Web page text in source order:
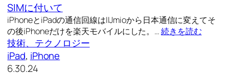
SIMに付いて
iPhoneとiPadの通信回線はIIJmioから日本通信に変えてそ
の後iPhoneだけを楽天モバイルにした。…続きを読む
技術、テクノロジー
iPad, iPhone
6.30.24